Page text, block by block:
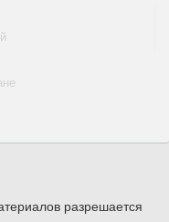
разрешается